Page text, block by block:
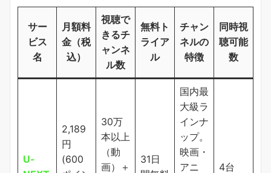
サー
ビス
名
月額料
金（税
込）
視聴で
きるチ
ャンネ
ル数
無料ト
ライア
ル
チャン
ネルの
特徴
同時視
聴可能
数
U-
2,189
円
(600
30万
本以上
（動
画）＋
31日
国内最
大級ラ
インナ
ップ。
映画・
アニ
4台